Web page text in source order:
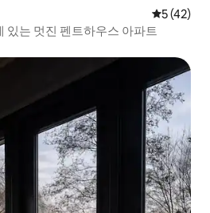
평점 5점
5 (42)
있는 멋진 펜트하우스 아파트